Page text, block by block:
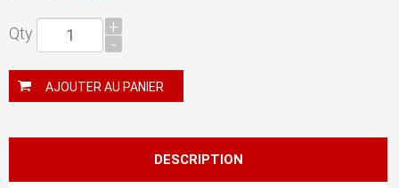
Qty +
-
AJOUTER AU PANIER
DESCRIPTION